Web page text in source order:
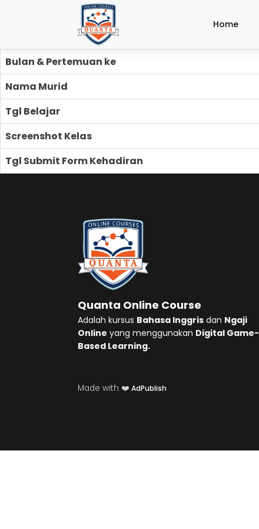
Home
Bulan & Pertemuan ke
Nama Murid
Tgl Belajar
Screenshot Kelas
Tgl Submit Form Kehadiran
Quanta Online Course
Adalah kursus Bahasa Inggris dan Ngaji
Online yang menggunakan Digital Game-
Based Learning.
Made with ❤️ AdPublish